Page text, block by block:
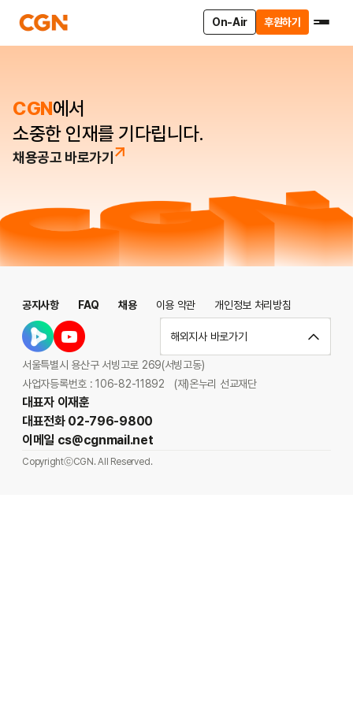
On-Air 후원하기
CGN에서
소중한 인재를 기다립니다.
채용공고 바로가기
공지사항 FAQ 채용 이용 약관 개인정보 처리방침
해외지사 바로가기
서울특별시 용산구 서빙고로 269(서빙고동)
사업자등록번호 : 106-82-11892
(재)온누리 선교재단
대표자 이재훈
대표전화 02-796-9800
이메일 cs@cgnmail.net
CopyrightⓒCGN. All Reserved.